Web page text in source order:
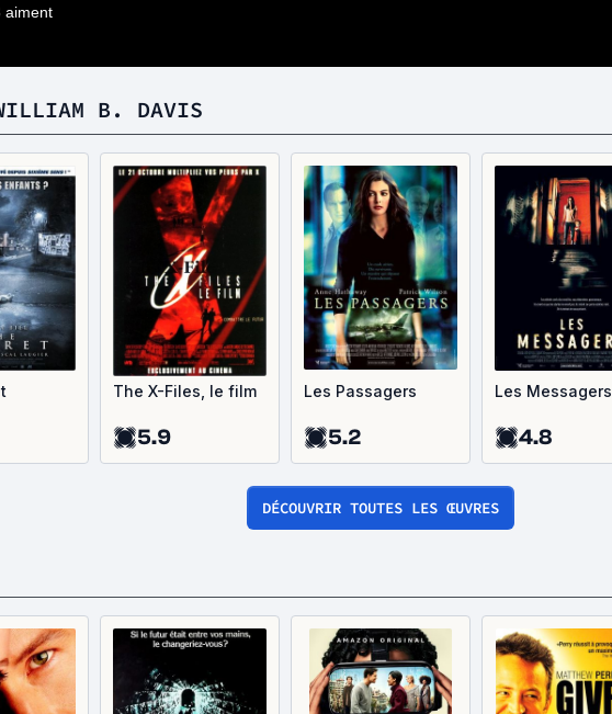
aiment
B. DAVIS
The X-Files, le film
5.9
Les Passagers
5.2
Les Messagers
4.8
DÉCOUVRIR TOUTES LES ŒUVRES